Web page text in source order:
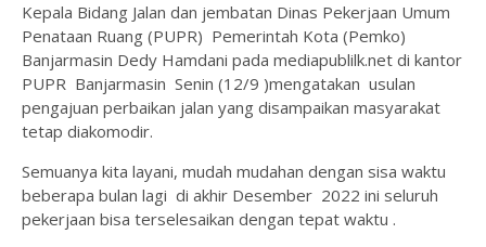
Kepala Bidang Jalan dan jembatan Dinas Pekerjaan Umum
Penataan Ruang (PUPR) Pemerintah Kota (Pemko)
Banjarmasin Dedy Hamdani pada mediapublilk.net di kantor
PUPR Banjarmasin Senin (12/9 )mengatakan usulan
pengajuan perbaikan jalan yang disampaikan masyarakat
tetap diakomodir.
Semuanya kita layani, mudah mudahan dengan sisa waktu
beberapa bulan lagi di akhir Desember 2022 ini seluruh
pekerjaan bisa terselesaikan dengan tepat waktu .